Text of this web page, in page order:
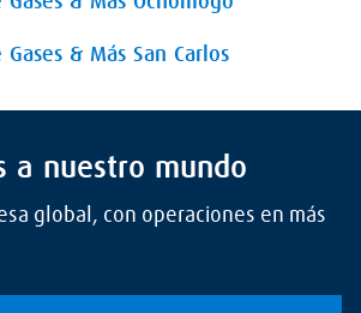
& Más San Carlos
a nuestro mundo
global, con operaciones en más